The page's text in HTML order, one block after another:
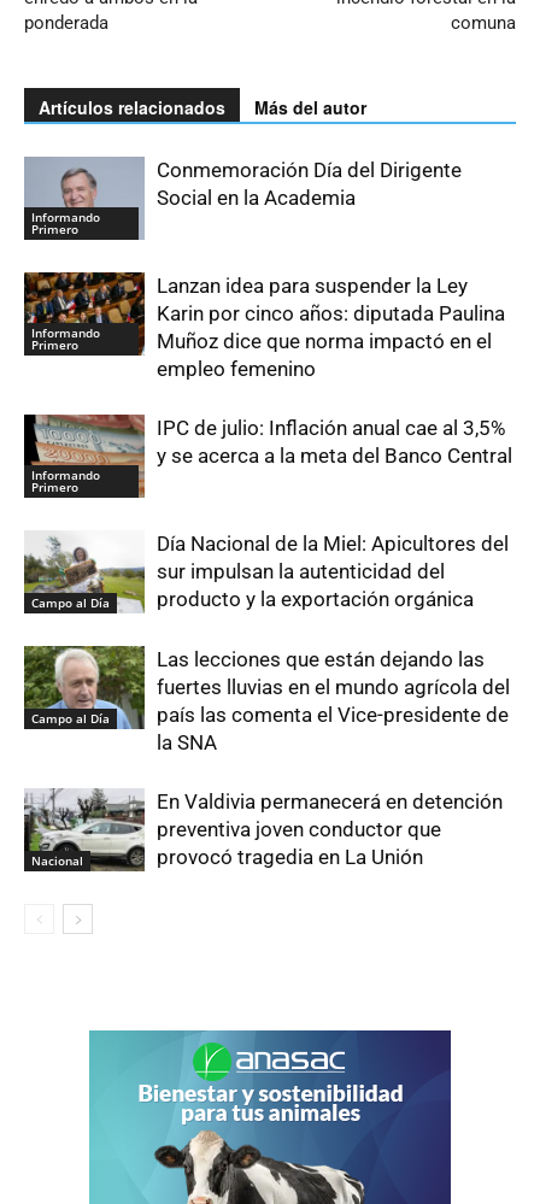
ponderada
comuna
Artículos relacionados Más del autor
Informando
Primero
Conmemoración Día del Dirigente
Social en la Academia
Informando
Primero
Lanzan idea para suspender la Ley
Karin por cinco años: diputada Paulina
Muñoz dice que norma impactó en el
empleo femenino
Informando
Primero
IPC de julio: Inflación anual cae al 3,5%
y se acerca a la meta del Banco Central
Campo al Día
Día Nacional de la Miel: Apicultores del
sur impulsan la autenticidad del
producto y la exportación orgánica
Campo al Día
Las lecciones que están dejando las
fuertes lluvias en el mundo agrícola del
país las comenta el Vice-presidente de
la SNA
Nacional
En Valdivia permanecerá en detención
preventiva joven conductor que
provocó tragedia en La Unión